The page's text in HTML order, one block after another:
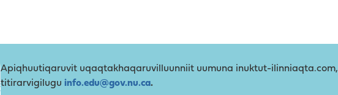
Apiqhuutiqaruvit uqaqtakhaqaruvilluunniit uumuna inuktut-ilinniaqta.com,
titirarvigiluguinfo.edu@gov.nu.ca.